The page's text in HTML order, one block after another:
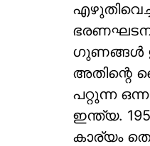
ഗുണങ്ങള്‍
അതിന്റെ
പറ്റുന്ന
ഇന്ത്യ.
കാര്യം